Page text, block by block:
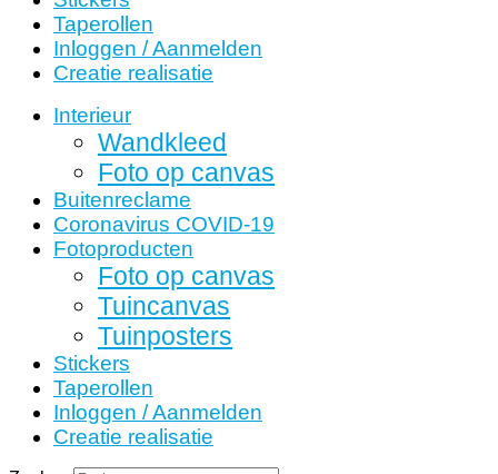
Taperollen
Inloggen / Aanmelden
Creatie realisatie
Interieur
Wandkleed
Foto op canvas
Buitenreclame
Coronavirus COVID-19
Fotoproducten
Foto op canvas
Tuincanvas
Tuinposters
Stickers
Taperollen
Inloggen / Aanmelden
Creatie realisatie